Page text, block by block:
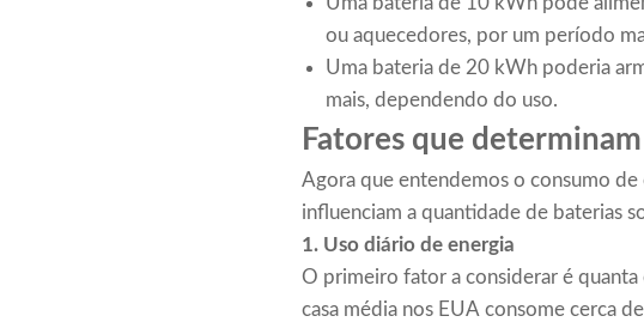
ou aquecedores, por um período
Uma bateria de 20 kWh poderia
mais, dependendo do uso.
Fatores que
Agora que entendemos o consumo de
influenciam a quantidade de baterias
1. Uso diário de energia
O primeiro fator a considerar é quanta
casa média nos EUA consome cerca